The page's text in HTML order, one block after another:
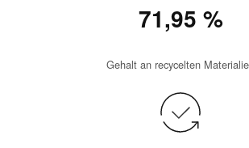
71,95 %
Gehalt an recycelten